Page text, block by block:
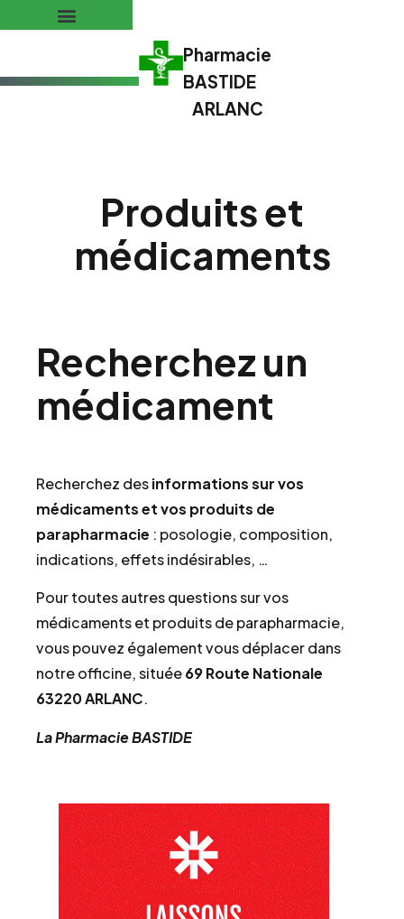
Pharmacie
BASTIDE
ARLANC
Produits et
médicaments
Recherchez un
médicament
Recherchez desinformations sur vos
médicaments et vos produits de
parapharmacie : posologie, composition,
indications, effets indésirables, …
Pour toutes autres questions sur vos
médicaments et produits de parapharmacie,
vous pouvez également vous déplacer dans
notre officine, située69 Route Nationale
63220 ARLANC.
La Pharmacie BASTIDE